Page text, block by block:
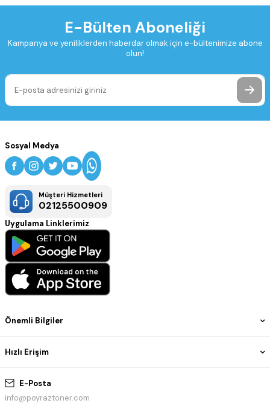
E-Bülten Aboneliği
Kampanya ve yeniliklerden haberdar olmak için e-bültenimize abone
olun!
E-Posta
info@poyraztoner.com
Önemli Bilgiler
Hızlı Erişim
Sosyal Medya
Müşteri Hizmetleri
02125500909
Uygulama Linklerimiz